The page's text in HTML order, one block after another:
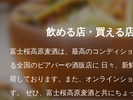
飲める店・買える
富士桜高原麦酒は、最高のコンディシ
る全国のビアバーや酒販店に 日々、新
荷しております。また、オンラインシ
す。ぜひ、富士桜高原麦酒と共にちょ